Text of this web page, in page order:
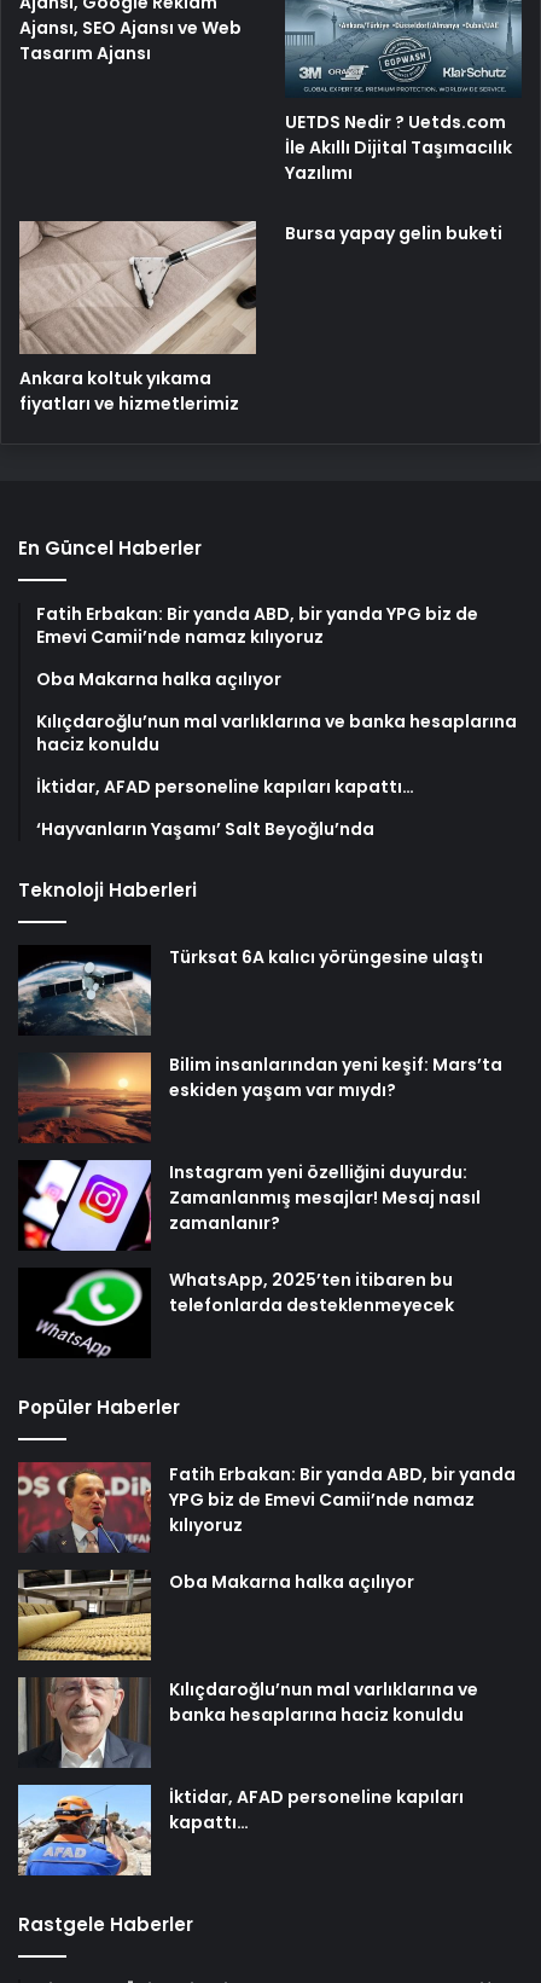
Ajansı, SEO Ajansı ve Web
Tasarım Ajansı
UETDS Nedir ? Uetds.com
İle Akıllı Dijital Taşımacılık
Yazılımı
Ankara koltuk yıkama
fiyatları ve hizmetlerimiz
Bursa yapay gelin buketi
En Güncel Haberler
Fatih Erbakan: Bir yanda ABD, bir yanda YPG biz de
Emevi Camii’nde namaz kılıyoruz
Oba Makarna halka açılıyor
Kılıçdaroğlu’nun mal varlıklarına ve banka hesaplarına
haciz konuldu
İktidar, AFAD personeline kapıları kapattı…
‘Hayvanların Yaşamı’ Salt Beyoğlu’nda
Teknoloji Haberleri
Türksat 6A kalıcı yörüngesine ulaştı
Bilim insanlarından yeni keşif: Mars’ta
eskiden yaşam var mıydı?
Instagram yeni özelliğini duyurdu:
Zamanlanmış mesajlar! Mesaj nasıl
zamanlanır?
WhatsApp, 2025’ten itibaren bu
telefonlarda desteklenmeyecek
Popüler Haberler
Fatih Erbakan: Bir yanda ABD, bir yanda
YPG biz de Emevi Camii’nde namaz
kılıyoruz
Oba Makarna halka açılıyor
Kılıçdaroğlu’nun mal varlıklarına ve
banka hesaplarına haciz konuldu
İktidar, AFAD personeline kapıları
kapattı…
Rastgele Haberler